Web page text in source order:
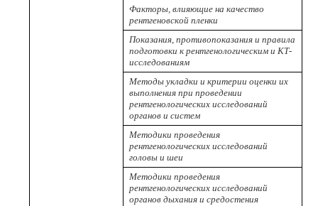
Факторы, влияющие на качество
рентгеновской пленки
Показания, противопоказания и правила
подготовки к рентгенологическим и КТ-
исследованиям
Методы укладки и критерии оценки их
выполнения при проведении
рентгенологических исследований
органов и систем
Методики проведения
рентгенологических исследований
головы и шеи
Методики проведения
рентгенологических исследований
органов дыхания и средостения